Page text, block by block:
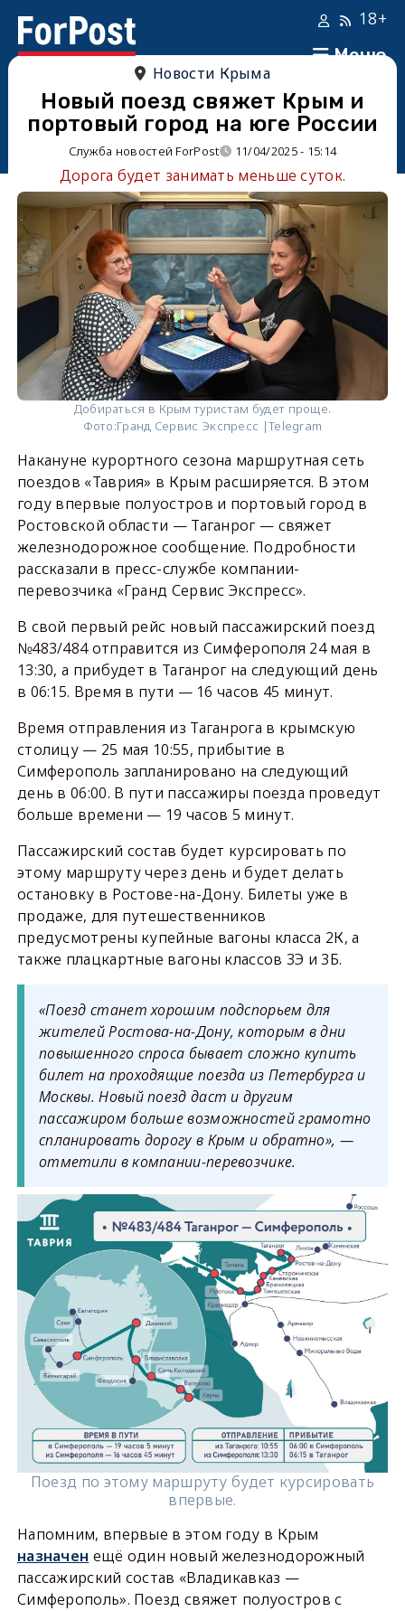
Меню
18+
Новости Крыма
Новый поезд свяжет Крым и
портовый город на юге России
Служба новостей ForPost 11/04/2025 - 15:14
Дорога будет занимать меньше суток.
Добираться в Крым туристам будет проще.
Фото:Гранд Сервис Экспресс |Telegram
Накануне курортного сезона маршрутная сеть
поездов «Таврия» в Крым расширяется. В этом
году впервые полуостров и портовый город в
Ростовской области — Таганрог — свяжет
железнодорожное сообщение. Подробности
рассказали в пресс-службе компании-
перевозчика «Гранд Сервис Экспресс».
В свой первый рейс новый пассажирский поезд
№483/484 отправится из Симферополя 24 мая в
13:30, а прибудет в Таганрог на следующий день
в 06:15. Время в пути — 16 часов 45 минут.
Время отправления из Таганрога в крымскую
столицу — 25 мая 10:55, прибытие в
Симферополь запланировано на следующий
день в 06:00. В пути пассажиры поезда проведут
больше времени — 19 часов 5 минут.
Пассажирский состав будет курсировать по
этому маршруту через день и будет делать
остановку в Ростове-на-Дону. Билеты уже в
продаже, для путешественников
предусмотрены купейные вагоны класса 2К, а
также плацкартные вагоны классов 3Э и 3Б.
«Поезд станет хорошим подспорьем для
жителей Ростова-на-Дону, которым в дни
повышенного спроса бывает сложно купить
билет на проходящие поезда из Петербурга и
Москвы. Новый поезд даст и другим
пассажиром больше возможностей грамотно
спланировать дорогу в Крым и обратно», —
отметили в компании-перевозчике.
Поезд по этому маршруту будет курсировать
впервые.
Напомним, впервые в этом году в Крым
назначен ещё один новый железнодорожный
пассажирский состав «Владикавказ —
Симферополь». Поезд свяжет полуостров с